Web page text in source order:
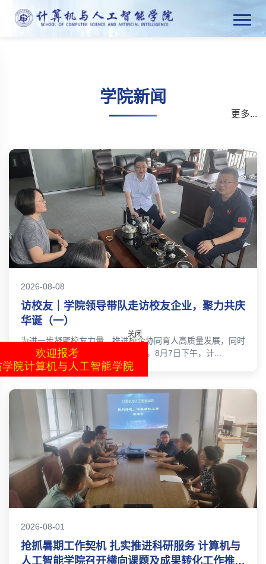
学院新闻
更多...
2026-08-08
访校友｜学院领导带队走访校友企业，聚力共庆
华诞（一）
为进一步凝聚校友力量、推进校企协同育人高质量发展，同时
有序筹备学院40周年院庆系列活动，8月7日下午，计...
2026-08-01
抢抓暑期工作契机 扎实推进科研服务 计算机与
人工智能学院召开横向课题及成果转化工作推进
关闭